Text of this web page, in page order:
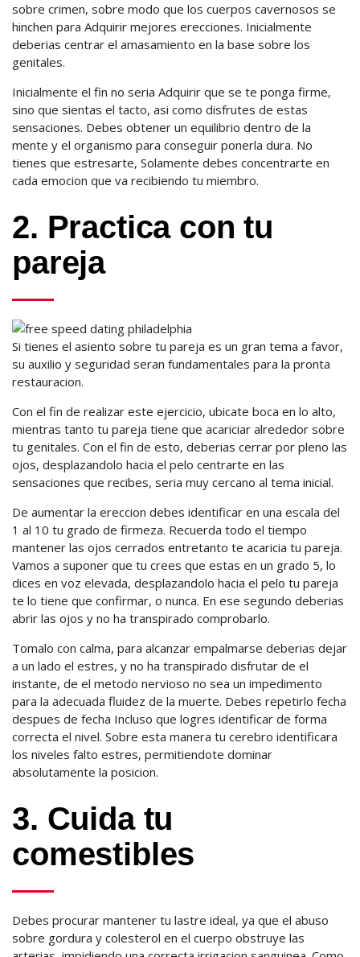
sobre crimen, sobre modo que los cuerpos cavernosos se
hinchen para Adquirir mejores erecciones. Inicialmente
deberias centrar el amasamiento en la base sobre los
genitales.
Inicialmente el fin no seria Adquirir que se te ponga firme,
sino que sientas el tacto, asi como disfrutes de estas
sensaciones. Debes obtener un equilibrio dentro de la
mente y el organismo para conseguir ponerla dura. No
tienes que estresarte, Solamente debes concentrarte en
cada emocion que va recibiendo tu miembro.
2. Practica con tu
pareja
Si tienes el asiento sobre tu pareja es un gran tema a favor,
su auxilio y seguridad seran fundamentales para la pronta
restauracion.
Con el fin de realizar este ejercicio, ubicate boca en lo alto,
mientras tanto tu pareja tiene que acariciar alrededor sobre
tu genitales. Con el fin de esto, deberias cerrar por pleno las
ojos, desplazandolo hacia el pelo centrarte en las
sensaciones que recibes, seria muy cercano al tema inicial.
De aumentar la ereccion debes identificar en una escala del
1 al 10 tu grado de firmeza. Recuerda todo el tiempo
mantener las ojos cerrados entretanto te acaricia tu pareja.
Vamos a suponer que tu crees que estas en un grado 5, lo
dices en voz elevada, desplazandolo hacia el pelo tu pareja
te lo tiene que confirmar, o nunca. En ese segundo deberias
abrir las ojos y no ha transpirado comprobarlo.
Tomalo con calma, para alcanzar empalmarse deberias dejar
a un lado el estres, y no ha transpirado disfrutar de el
instante, de el metodo nervioso no sea un impedimento
para la adecuada fluidez de la muerte. Debes repetirlo fecha
despues de fecha Incluso que logres identificar de forma
correcta el nivel. Sobre esta manera tu cerebro identificara
los niveles falto estres, permitiendote dominar
absolutamente la posicion.
3. Cuida tu
comestibles
Debes procurar mantener tu lastre ideal, ya que el abuso
sobre gordura y colesterol en el cuerpo obstruye las